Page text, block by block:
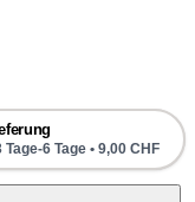
Tage-6 Tage • 9,00 CHF